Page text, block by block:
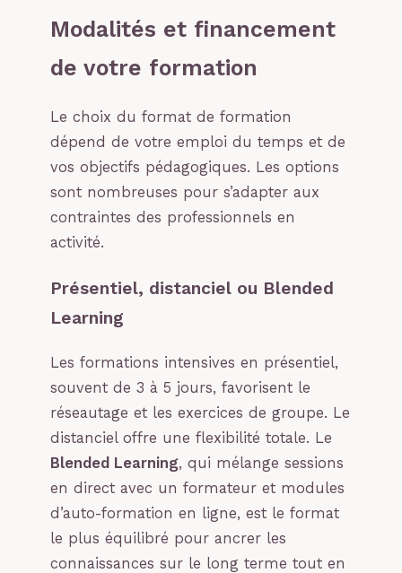
Modalités et financement
de votre formation
Le choix du format de formation
dépend de votre emploi du temps et de
vos objectifs pédagogiques. Les options
sont nombreuses pour s’adapter aux
contraintes des professionnels en
activité.
Présentiel, distanciel ou Blended
Learning
Les formations intensives en présentiel,
souvent de 3 à 5 jours, favorisent le
réseautage et les exercices de groupe. Le
distanciel offre une flexibilité totale. Le
Blended Learning, qui mélange sessions
en direct avec un formateur et modules
d’auto-formation en ligne, est le format
le plus équilibré pour ancrer les
connaissances sur le long terme tout en